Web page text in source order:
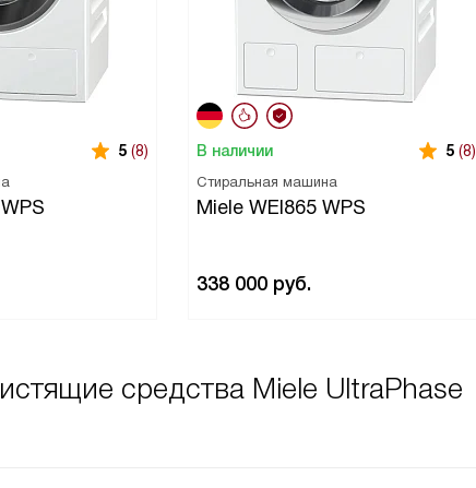
5 (8) В наличии 5 (8)
Стиральная машина
Miele WEI865 WPS
338 000 руб.
средства Miele UltraPhase